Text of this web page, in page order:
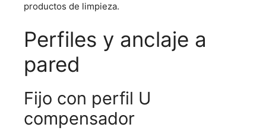
productos de limpieza.
Perfiles y anclaje a
pared
Fijo con perfil U
compensador